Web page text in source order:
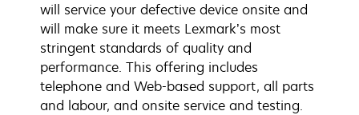
will service your defective device onsite and
will make sure it meets Lexmark’s most
stringent standards of quality and
performance. This offering includes
telephone and Web-based support, all parts
and labour, and onsite service and testing.